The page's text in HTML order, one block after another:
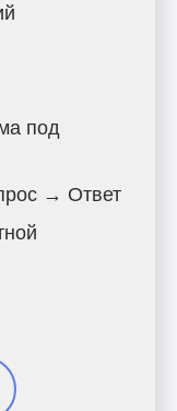
под
→ Ответ